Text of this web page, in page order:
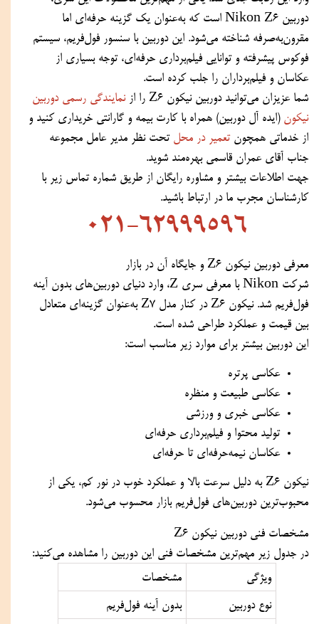
دوربین Nikon Z6 است که به‌عنوان یک گزینه حرفه‌ای اما
مقرون‌به‌صرفه شناخته می‌شود. این دوربین با سنسور فول‌فریم، سیستم
فوکوس پیشرفته و توانایی فیلم‌برداری حرفه‌ای، توجه بسیاری از
عکاسان و فیلم‌برداران را جلب کرده است.
شما عزیزان می‌توانید دوربین نیکون Z6 را از
نمایندگی رسمی دوربین
نیکون (ایده آل دوربین) همراه با کارت بیمه و گارانتی خریداری کنید و
از خدماتی همچونتعمیر در محل تحت نظر مدیر عامل مجموعه
جناب آقای عمران قاسمی بهره‌مند شوید.
جهت اطلاعات بیشتر و مشاوره رایگان از طریق شماره تماس زیر با
کارشناسان مجرب ما در ارتباط باشید.
021-62999596
معرفی دوربین نیکون Z6 و جایگاه آن در بازار
شرکت Nikon با معرفی سری Z، وارد دنیای دوربین‌های بدون آینه
فول‌فریم شد. نیکون Z6 در کنار مدل Z7 به‌عنوان گزینه‌ای متعادل
بین قیمت و عملکرد طراحی شده است.
این دوربین بیشتر برای موارد زیر مناسب است:
عکاسی پرتره
عکاسی طبیعت و منظره
عکاسی خبری و ورزشی
تولید محتوا و فیلم‌برداری حرفه‌ای
عکاسان نیمه‌حرفه‌ای تا حرفه‌ای
نیکون Z6 به دلیل سرعت بالا و عملکرد خوب در نور کم، یکی از
محبوب‌ترین دوربین‌های فول‌فریم بازار محسوب می‌شود.
مشخصات فنی دوربین نیکون Z6
در جدول زیر مهم‌ترین مشخصات فنی این دوربین را مشاهده می‌کنید:
ویژگی
مشخصات
نوع دوربین
بدون آینه فول‌فریم